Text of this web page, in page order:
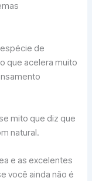
de
que acelera muito
mito que diz que
natural.
e as excelentes
você ainda não é